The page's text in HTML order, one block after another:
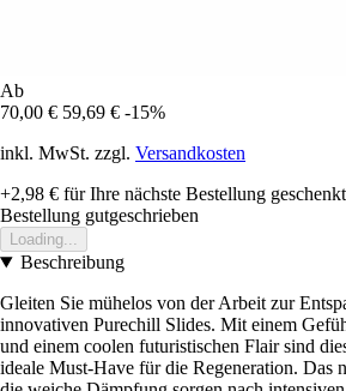
Ab
70,00 € 59,69 € -15%
inkl. MwSt. zzgl. Versandkosten
+2,98 € für Ihre nächste Bestellung geschenkt
Bestellung gutgeschrieben
Loading...
Beschreibung
Gleiten Sie mühelos von der Arbeit zur
innovativen Purechill Slides. Mit einem
und einem coolen futuristischen Flair sind
ideale Must-Have für die Regeneration. Das